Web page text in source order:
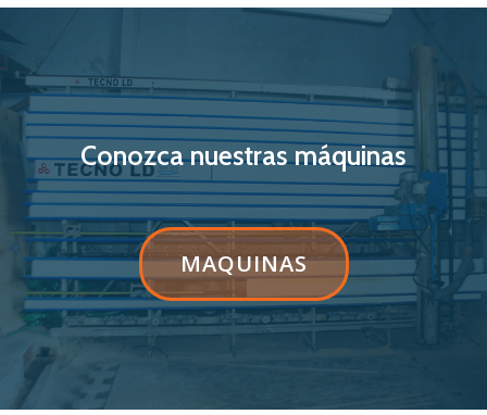
Conozca nuestras máquinas
ETIQUETA
DEL
BOTÓN
MAQUINAS